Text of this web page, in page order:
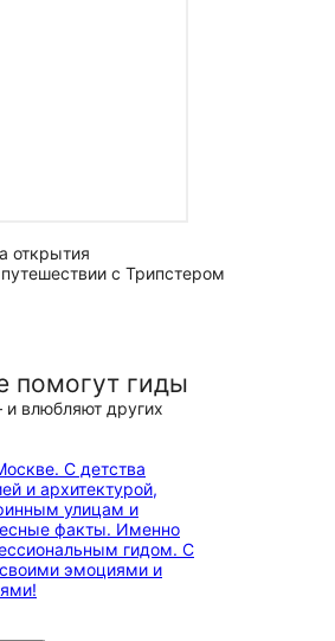
открытия
с Трипстером
помогут гиды
влюбляют других
С детства
и архитектурой,
улицам и
факты. Именно
гидом. С
эмоциями и